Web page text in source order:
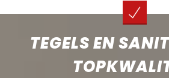
TEGELS EN